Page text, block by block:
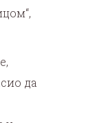
да